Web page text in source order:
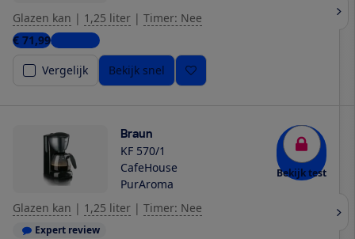
Glazen kan | 1,25 liter | Timer: Nee
€ 71,992 winkels
Vergelijk
Bekijk snel
Braun
KF 570/1
CafeHouse
PurAroma
Bekijk test
Glazen kan | 1,25 liter | Timer: Nee
Expert review